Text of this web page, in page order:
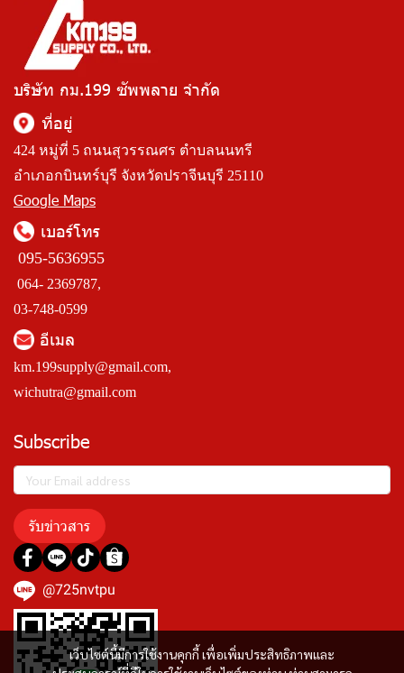
เว็บไซต์นี้มีการใช้งานคุกกี้ เพื่อเพิ่มประสิทธิภาพและ
บริษัท กม.199 ซัพพลาย จำกัด
ที่อยู่
424 หมู่ที่ 5 ถนนสุวรรณศร ตำบลนนทรี
อำเภอกบินทร์บุรี จังหวัดปราจีนบุรี 25110
Google Maps
เบอร์โทร
095-5636955
064- 2369787,
03-748-0599
อีเมล
km.199supply@gmail.com,
wichutra@gmail.com
Subscribe
รับข่าวสาร
@725nvtpu